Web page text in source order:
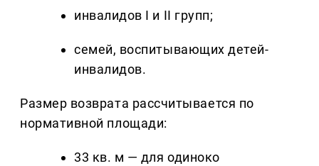
инвалидов I и II групп;
семей, воспитывающих детей-
инвалидов.
Размер возврата рассчитывается по
нормативной площади:
33 кв. м — для одиноко